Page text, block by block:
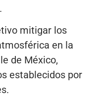
mitigar los
en la
de México,
establecidos por